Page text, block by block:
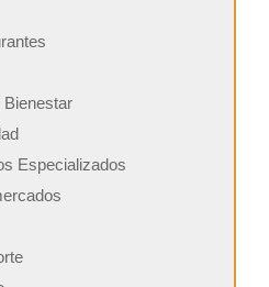
Bienestar
Especializados